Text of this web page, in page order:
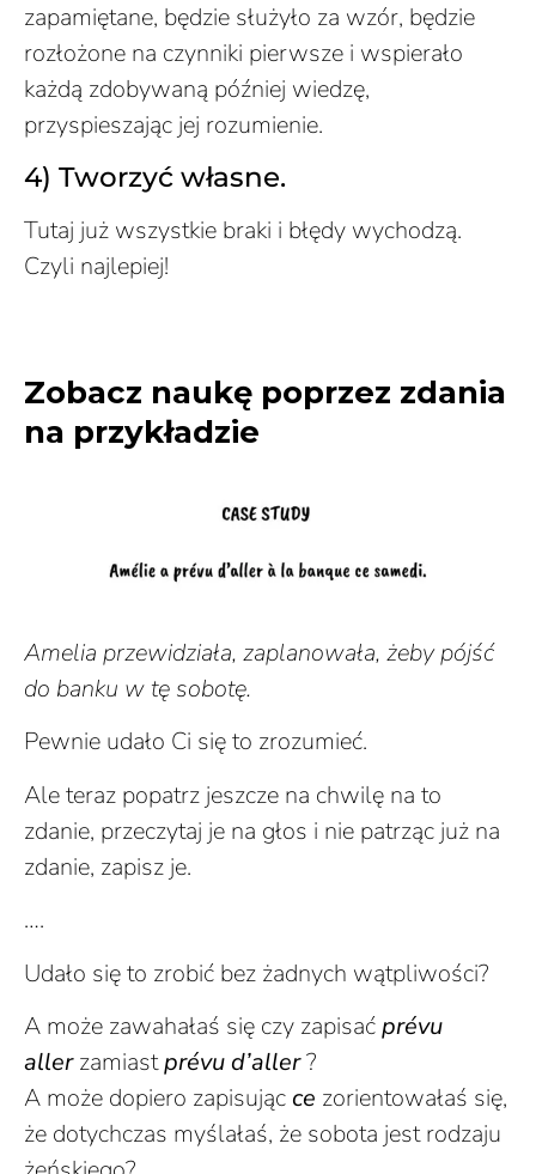
zapamiętane, będzie służyło za wzór, będzie
rozłożone na czynniki pierwsze i wspierało
każdą zdobywaną później wiedzę,
przyspieszając jej rozumienie.
4) Tworzyć własne.
Tutaj już wszystkie braki i błędy wychodzą.
Czyli najlepiej!
Zobacz naukę poprzez zdania
na przykładzie
Amelia przewidziała, zaplanowała, żeby pójść
do banku w tę sobotę.
Pewnie udało Ci się to zrozumieć.
Ale teraz popatrz jeszcze na chwilę na to
zdanie, przeczytaj je na głos i nie patrząc już na
zdanie, zapisz je.
….
Udało się to zrobić bez żadnych wątpliwości?
A może zawahałaś się czy zapisaćprévu
allerzamiastprévu d’aller?
A może dopiero zapisując ce zorientowałaś się,
że dotychczas myślałaś, że sobota jest rodzaju